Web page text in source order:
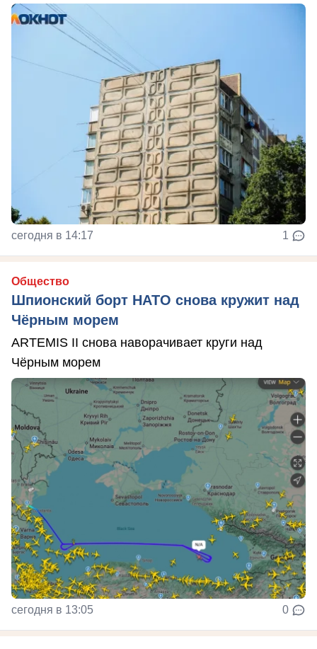
сегодня в 14:17 1
Общество
Шпионский борт НАТО снова кружит над
Чёрным морем
ARTEMIS II снова наворачивает круги над
Чёрным морем
сегодня в 13:05 0